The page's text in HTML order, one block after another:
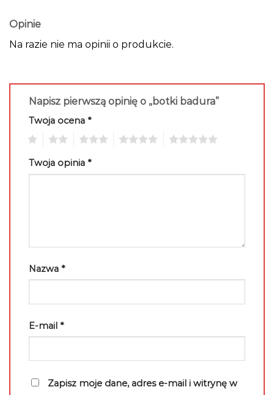
Opinie
Na razie nie ma opinii o produkcie.
Napisz pierwszą opinię o „botki badura”
Twoja ocena *
Twoja opinia *
Nazwa *
E-mail *
Zapisz moje dane, adres e-mail i witrynę w